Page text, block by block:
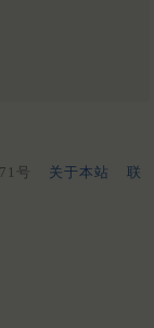
号 关于本站
联